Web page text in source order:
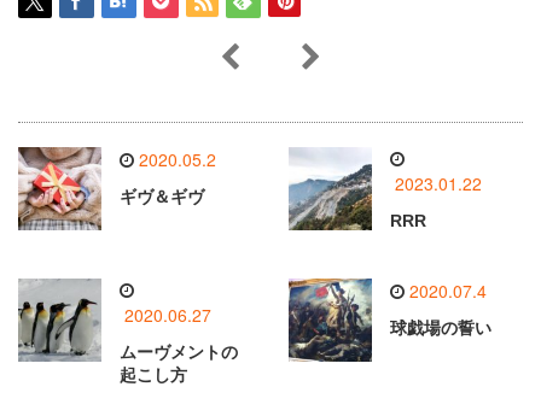
2020.05.2
ギヴ＆ギヴ
2023.01.22
RRR
2020.06.27
ムーヴメントの
起こし方
2020.07.4
球戯場の誓い